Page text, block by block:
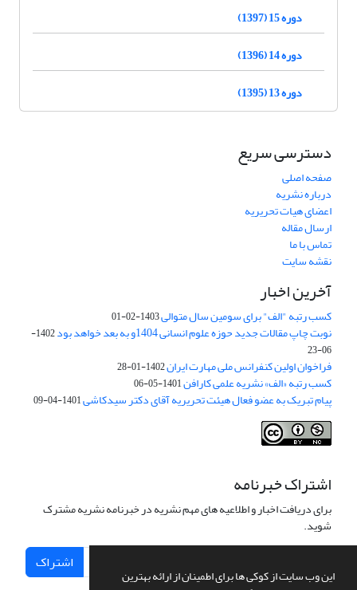
این وب سایت از کوکی ها برای اطمینان از ارائه بهترین
دوره 15 (1397)
دوره 14 (1396)
دوره 13 (1395)
دسترسی سریع
صفحه اصلی
درباره نشریه
اعضای هیات تحریریه
ارسال مقاله
تماس با ما
نقشه سایت
آخرین اخبار
کسب رتبه "الف" برای سومین سال متوالی1403-02-01
نوبت چاپ مقالات جدید حوزه علوم انسانی 1404و به بعد خواهد بود
1402-
06-23
فراخوان اولین کنفرانس ملی مهارت ایران1402-01-28
کسب رتبه «الف» نشریه علمی کارافن1401-05-06
پیام تبریک به عضو فعال هیئت تحریریه آقای دکتر سیدکاشی1401-04-09
اشتراک خبرنامه
برای دریافت اخبار و اطلاعیه های مهم نشریه در خبرنامه نشریه مشترک
شوید.
اشتراک